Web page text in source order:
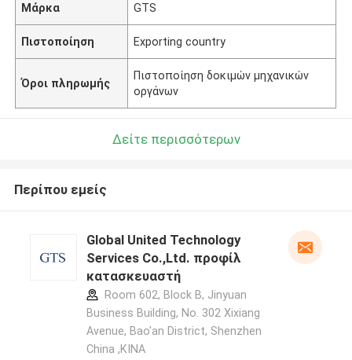
Μάρκα GTS
Πιστοποίηση Exporting country
Όροι πληρωμής
Πιστοποίηση δοκιμών μηχανικών
οργάνων
Δείτε περισσότερων
Περίπου εμείς
Global United Technology
Services Co.,Ltd. προφίλ
κατασκευαστή
Room 602, Block B, Jinyuan
Business Building, No. 302 Xixiang
Avenue, Bao'an District, Shenzhen
China ,ΚΙΝΑ